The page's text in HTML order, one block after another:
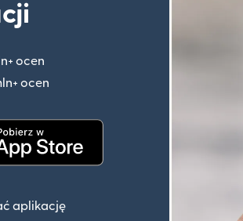
ocen
(otwiera się w nowym oknie)
ocen
(otwiera się w nowym oknie)
aplikację